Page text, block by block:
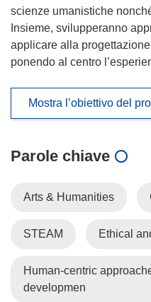
scienze umanistiche
Insieme, svilupperanno
applicare alla
ponendo al centro
Mostra l’obiettivo del
Parole chiave
Arts & Humanities
STEAM Ethical
Human-centric
developmen